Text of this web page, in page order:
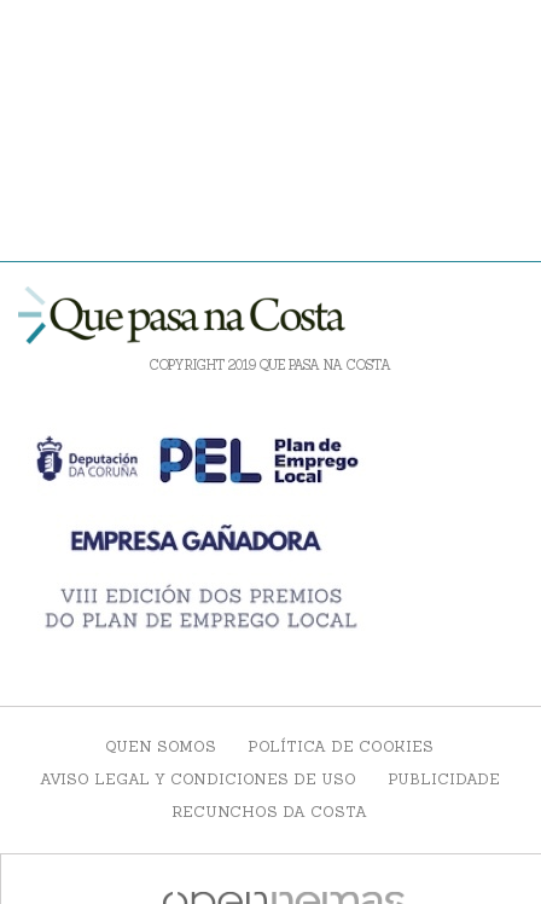
COPYRIGHT 2019 QUE PASA NA COSTA
QUEN SOMOS
POLÍTICA DE COOKIES
AVISO LEGAL Y CONDICIONES DE USO
PUBLICIDADE
RECUNCHOS DA COSTA